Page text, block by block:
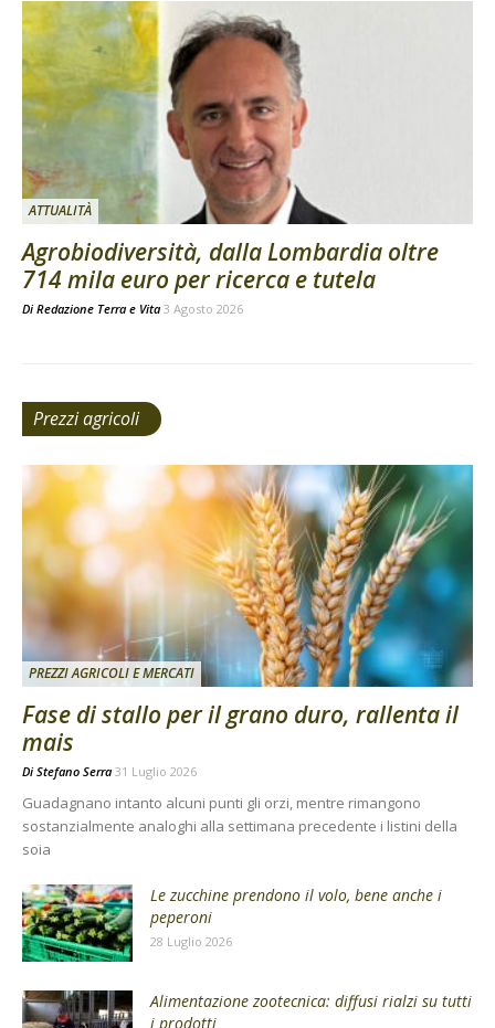
ATTUALITÀ
Agrobiodiversità, dalla Lombardia oltre
714 mila euro per ricerca e tutela
Di Redazione Terra e Vita 3 Agosto 2026
Prezzi agricoli
PREZZI AGRICOLI E MERCATI
Fase di stallo per il grano duro, rallenta il
mais
Di Stefano Serra 31 Luglio 2026
Guadagnano intanto alcuni punti gli orzi, mentre rimangono
sostanzialmente analoghi alla settimana precedente i listini della
soia
Le zucchine prendono il volo, bene anche i
peperoni
28 Luglio 2026
Alimentazione zootecnica: diffusi rialzi su tutti
i prodotti